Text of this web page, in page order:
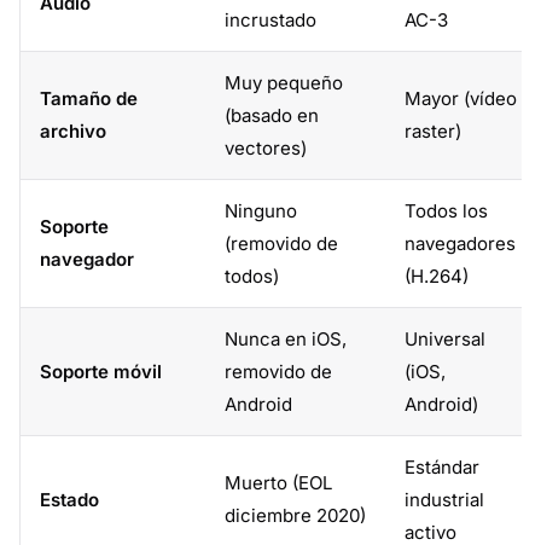
incrustado
AC-3
Tamaño de
archivo
Muy pequeño
(basado en
vectores)
Mayor (vídeo
raster)
Soporte
navegador
Ninguno
(removido de
todos)
Todos los
navegadores
(H.264)
Soporte móvil
Nunca en iOS,
removido de
Android
Universal
(iOS,
Android)
Estado
Muerto (EOL
diciembre 2020)
Estándar
industrial
activo